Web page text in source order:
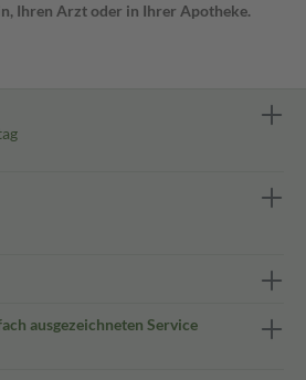
Ihren Arzt oder in Ihrer Apotheke.
ausgezeichneten Service